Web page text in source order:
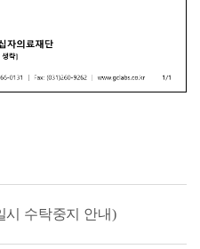
시 수탁중지 안내)